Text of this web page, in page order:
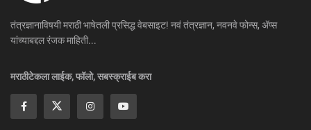
तंत्रज्ञानाविषयी मराठी भाषेतली प्रसिद्ध वेबसाइट! नवं तंत्रज्ञान, नवनवे फोन्स, ॲप्स
यांच्याबद्दल रंजक माहिती...
मराठीटेकला लाईक, फॉलो, सबस्क्राईब करा